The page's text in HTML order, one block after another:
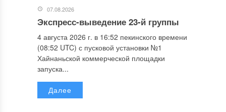
07.08.2026
Экспресс-выведение 23-й группы
4 августа 2026 г. в 16:52 пекинского времени
(08:52 UTC) с пусковой установки №1
Хайнаньской коммерческой площадки
запуска...
Далее